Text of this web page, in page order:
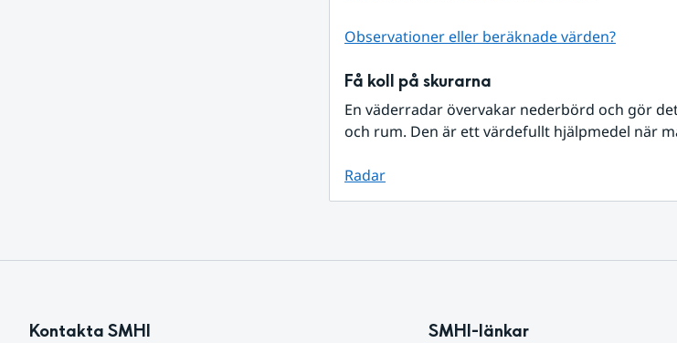
Observationer eller beräknade värden?
Få koll på skurarna
En väderradar övervakar nederbörd och gör
och rum. Den är ett värdefullt hjälpmedel när
Radar
Kontakta SMHI SMHI-länkar